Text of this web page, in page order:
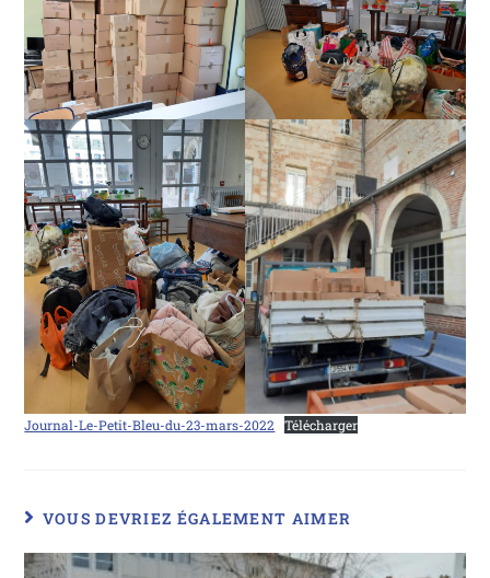
Journal-Le-Petit-Bleu-du-23-mars-2022 Télécharger
VOUS DEVRIEZ ÉGALEMENT AIMER